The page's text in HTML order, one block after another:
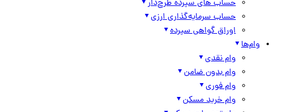
حساب های سپرده طرح‌دار
حساب سرمایه‌گذاری ارزی
اوراق گواهی سپرده
وام‌ها
وام نقدی
وام بدون ضامن
وام فوری
وام خرید مسکن